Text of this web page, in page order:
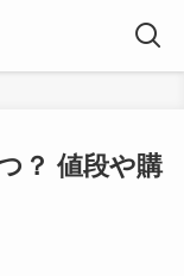
？ 値段や購